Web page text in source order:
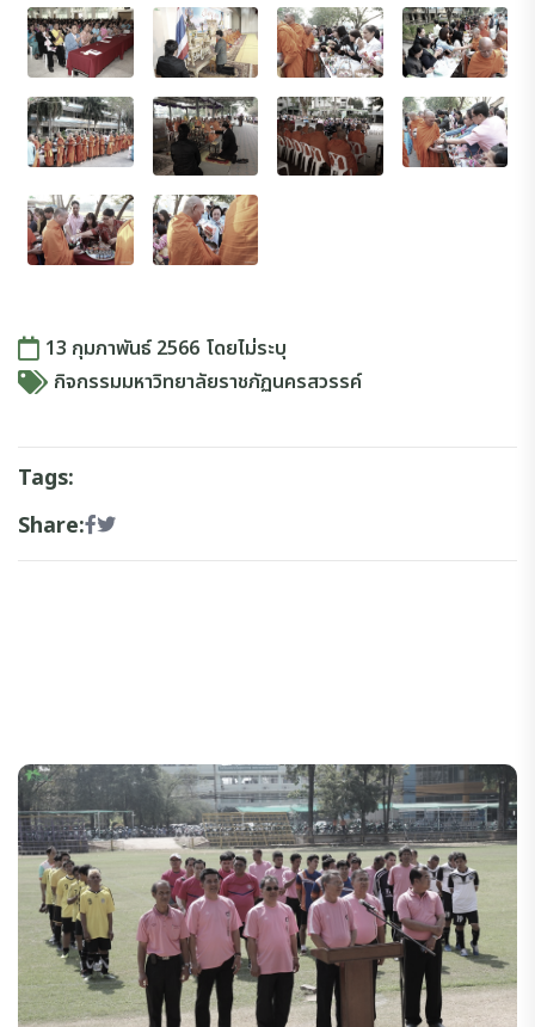
13 กุมภาพันธ์ 2566 โดยไม่ระบุ
กิจกรรมมหาวิทยาลัยราชภัฏนครสวรรค์
Tags:
Share: